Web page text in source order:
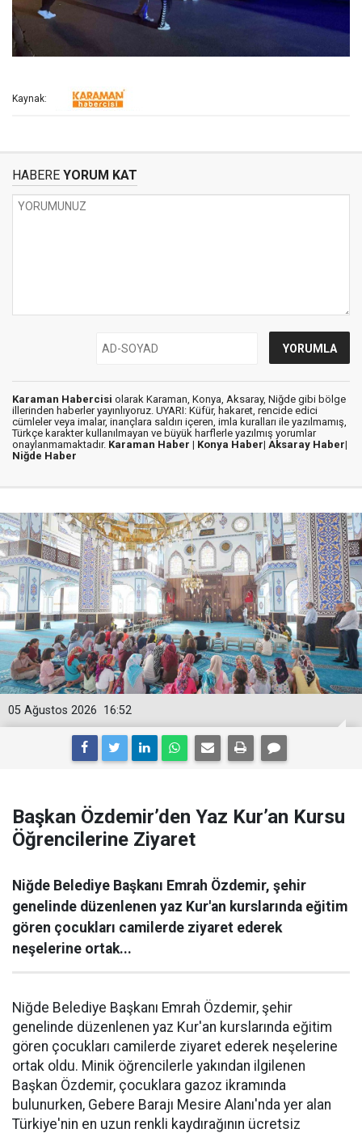
Kaynak:
HABERE YORUM KAT
Karaman Habercisi olarak Karaman, Konya, Aksaray, Niğde gibi bölge
illerinden haberler yayınlıyoruz. UYARI: Küfür, hakaret, rencide edici
cümleler veya imalar, inançlara saldırı içeren, imla kuralları ile yazılmamış,
Türkçe karakter kullanılmayan ve büyük harflerle yazılmış yorumlar
onaylanmamaktadır. Karaman Haber | Konya Haber| Aksaray Haber|
Niğde Haber
16:52
05 Ağustos 2026
Başkan Özdemir’den Yaz Kur’an Kursu
Öğrencilerine Ziyaret
Niğde Belediye Başkanı Emrah Özdemir, şehir
genelinde düzenlenen yaz Kur'an kurslarında eğitim
gören çocukları camilerde ziyaret ederek
neşelerine ortak...
Niğde Belediye Başkanı Emrah Özdemir, şehir
genelinde düzenlenen yaz Kur'an kurslarında eğitim
gören çocukları camilerde ziyaret ederek neşelerine
ortak oldu. Minik öğrencilerle yakından ilgilenen
Başkan Özdemir, çocuklara gazoz ikramında
bulunurken, Gebere Barajı Mesire Alanı'nda yer alan
Türkiye'nin en uzun renkli kaydırağının ücretsiz